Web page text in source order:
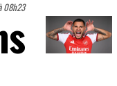
08h23